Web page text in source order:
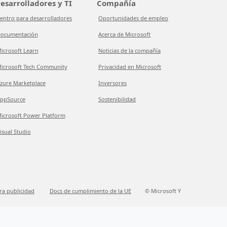
y TI
para desarrolladores
Learn
Tech Community
Marketplace
Power Platform
Studio
Compañía
Oportunidades de empleo
Acerca de Microsoft
Noticias de la compañía
Privacidad en Microsoft
Inversores
Sostenibilidad
publicidad Docs de cumplimiento de la UE © Microsoft Y